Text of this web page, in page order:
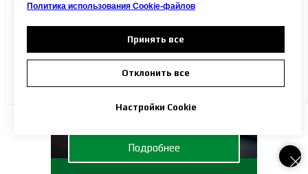
Подробнее
Политика использования Сookie-файлов
Принять все
Отклонить все
Настройки Cookie